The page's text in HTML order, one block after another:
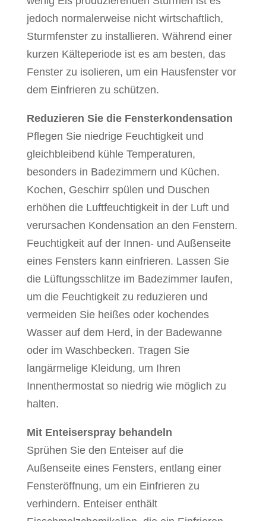
jedoch normalerweise nicht wirtschaftlich,
Sturmfenster zu installieren. Während einer
kurzen Kälteperiode ist es am besten, das
Fenster zu isolieren, um ein Hausfenster vor
dem Einfrieren zu schützen.
Reduzieren Sie die Fensterkondensation
Pflegen Sie niedrige Feuchtigkeit und
gleichbleibend kühle Temperaturen,
besonders in Badezimmern und Küchen.
Kochen, Geschirr spülen und Duschen
erhöhen die Luftfeuchtigkeit in der Luft und
verursachen Kondensation an den Fenstern.
Feuchtigkeit auf der Innen- und Außenseite
eines Fensters kann einfrieren. Lassen Sie
die Lüftungsschlitze im Badezimmer laufen,
um die Feuchtigkeit zu reduzieren und
vermeiden Sie heißes oder kochendes
Wasser auf dem Herd, in der Badewanne
oder im Waschbecken. Tragen Sie
langärmelige Kleidung, um Ihren
Innenthermostat so niedrig wie möglich zu
halten.
Mit Enteiserspray behandeln
Sprühen Sie den Enteiser auf die
Außenseite eines Fensters, entlang einer
Fensteröffnung, um ein Einfrieren zu
verhindern. Enteiser enthält